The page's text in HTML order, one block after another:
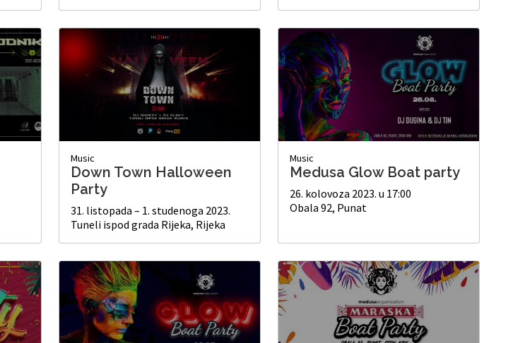
Music
Down Town Halloween
Party
31. listopada – 1. studenoga 2023.
Tuneli ispod grada Rijeka, Rijeka
Music
Medusa Glow Boat party
26. kolovoza 2023. u 17:00
Obala 92, Punat